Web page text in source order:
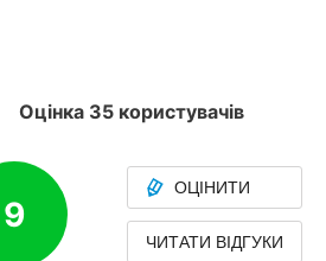
Оцінка 35 користувачів
9
ОЦІНИТИ
ЧИТАТИ ВІДГУКИ